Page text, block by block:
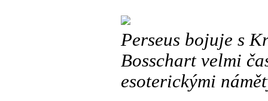
Perseus bojuje s
Bosschart velmi
esoterickými